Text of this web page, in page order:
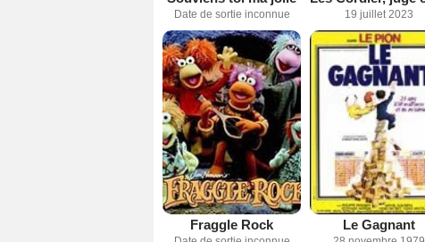
Date de sortie inconnue 19 juillet 2023
Fraggle Rock Le Gagnant